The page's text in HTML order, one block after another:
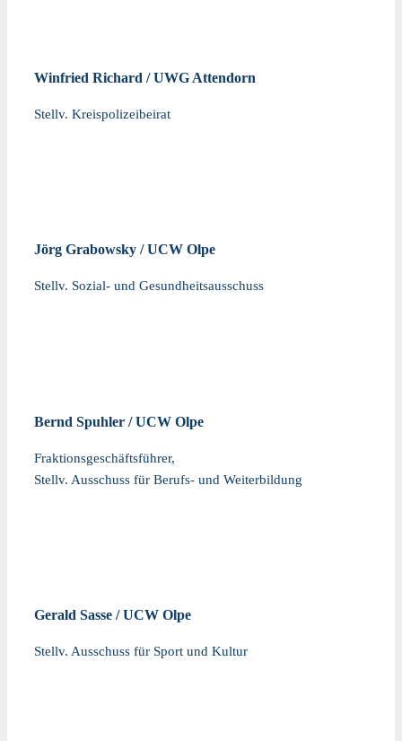
Winfried Richard / UWG Attendorn
Stellv. Kreispolizeibeirat
Jörg Grabowsky / UCW Olpe
Stellv. Sozial- und Gesundheitsausschuss
Bernd Spuhler / UCW Olpe
Fraktionsgeschäftsführer,
Stellv. Ausschuss für Berufs- und Weiterbildung
Gerald Sasse / UCW Olpe
Stellv. Ausschuss für Sport und Kultur